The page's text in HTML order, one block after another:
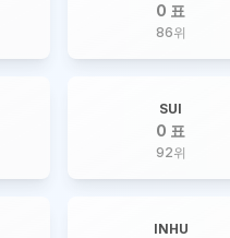
0 표
86위
SUI
0 표
92위
INHU